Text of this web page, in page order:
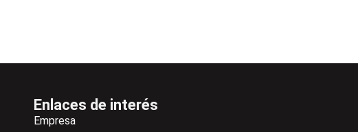
Enlaces de interés
Empresa